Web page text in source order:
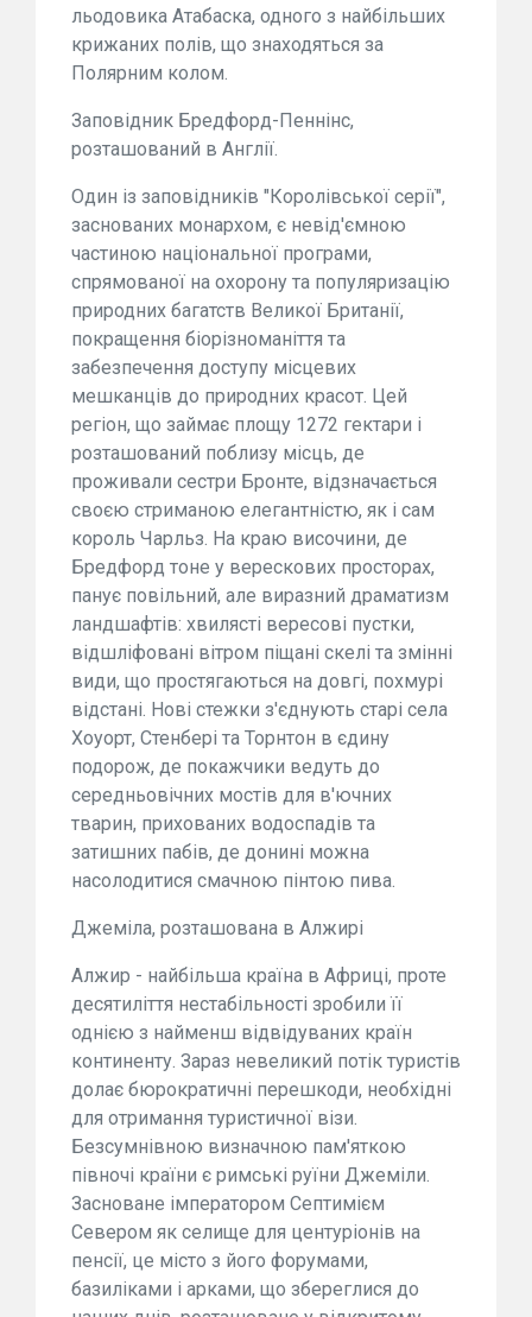
льодовика Атабаска, одного з найбільших
крижаних полів, що знаходяться за
Полярним колом.
Заповідник Бредфорд-Пеннінс,
розташований в Англії.
Один із заповідників "Королівської серії",
заснованих монархом, є невід'ємною
частиною національної програми,
спрямованої на охорону та популяризацію
природних багатств Великої Британії,
покращення біорізноманіття та
забезпечення доступу місцевих
мешканців до природних красот. Цей
регіон, що займає площу 1272 гектари і
розташований поблизу місць, де
проживали сестри Бронте, відзначається
своєю стриманою елегантністю, як і сам
король Чарльз. На краю височини, де
Бредфорд тоне у верескових просторах,
панує повільний, але виразний драматизм
ландшафтів: хвилясті вересові пустки,
відшліфовані вітром піщані скелі та змінні
види, що простягаються на довгі, похмурі
відстані. Нові стежки з'єднують старі села
Хоуорт, Стенбері та Торнтон в єдину
подорож, де покажчики ведуть до
середньовічних мостів для в'ючних
тварин, прихованих водоспадів та
затишних пабів, де донині можна
насолодитися смачною пінтою пива.
Джеміла, розташована в Алжирі
Алжир - найбільша країна в Африці, проте
десятиліття нестабільності зробили її
однією з найменш відвідуваних країн
континенту. Зараз невеликий потік туристів
долає бюрократичні перешкоди, необхідні
для отримання туристичної візи.
Безсумнівною визначною пам'яткою
півночі країни є римські руїни Джеміли.
Засноване імператором Септимієм
Севером як селище для центуріонів на
пенсії, це місто з його форумами,
базиліками і арками, що збереглися до